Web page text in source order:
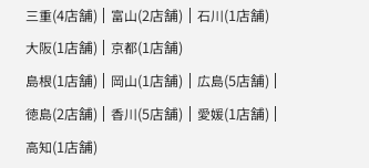
三重(4店舗) 富山(2店舗) 石川(1店舗)
大阪(1店舗) 京都(1店舗)
島根(1店舗) 岡山(1店舗) 広島(5店舗)
徳島(2店舗) 香川(5店舗) 愛媛(1店舗)
高知(1店舗)